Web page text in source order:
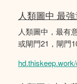
人類圖中 最
人類圖中，最有
或閘門21，閘門10